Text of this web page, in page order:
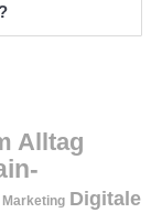
Alltag
Marketing Digitale